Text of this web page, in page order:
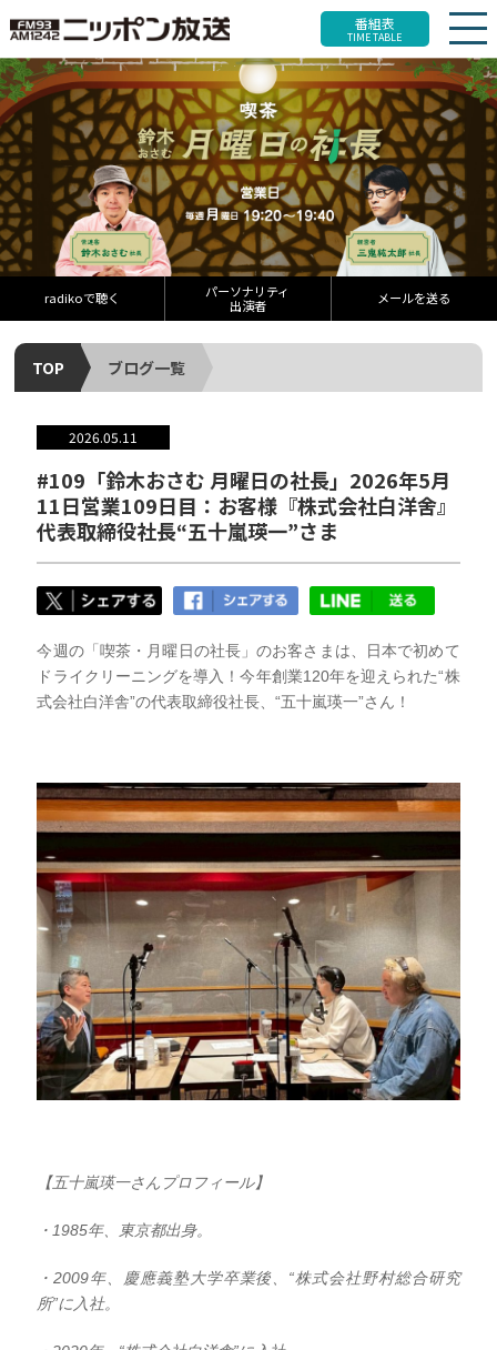
番組表
TIME TABLE
radikoで聴く
パーソナリティ
出演者
メールを送る
TOP ブログ一覧
2026.05.11
#109「鈴木おさむ 月曜日の社長」2026年5月
11日営業109日目：お客様『株式会社白洋舍』
代表取締役社長“五十嵐瑛一”さま
今週の「喫茶・月曜日の社長」のお客さまは、日本で初めて
ドライクリーニングを導入！今年創業120年を迎えられた“株
式会社白洋舎”の代表取締役社長、“五十嵐瑛一”さん！
【五十嵐瑛一さんプロフィール】
・1985年、東京都出身。
・2009年、慶應義塾大学卒業後、“株式会社野村総合研究
所”に入社。